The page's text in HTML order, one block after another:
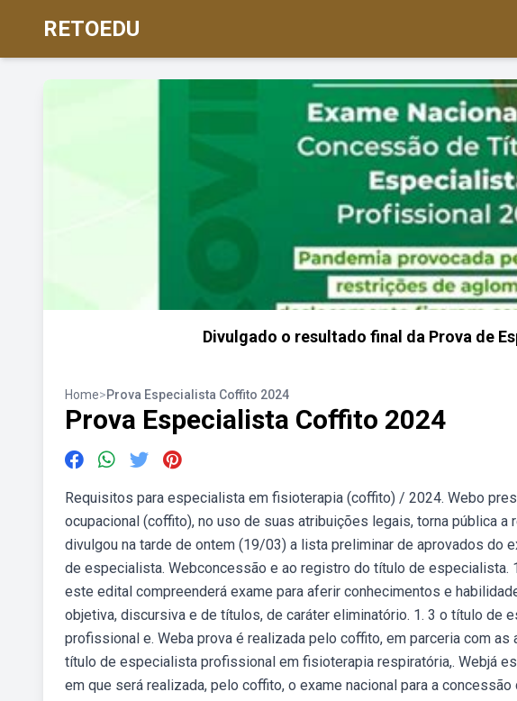
RETOEDU
Divulgado o resultado final da Prova de
Home>Prova Especialista Coffito 2024
Prova Especialista Coffito 2024
Requisitos para especialista em fisioterapia (coffito) / 2024. Webo
ocupacional (coffito), no uso de suas atribuições legais, torna pública
divulgou na tarde de ontem (19/03) a lista preliminar de aprovados do
de especialista. Webconcessão e ao registro do título de especialista.
este edital compreenderá exame para aferir conhecimentos e
objetiva, discursiva e de títulos, de caráter eliminatório. 1. 3 o título de
profissional e. Weba prova é realizada pelo coffito, em parceria com
título de especialista profissional em fisioterapia respiratória,. Webjá
em que será realizada, pelo coffito, o exame nacional para a